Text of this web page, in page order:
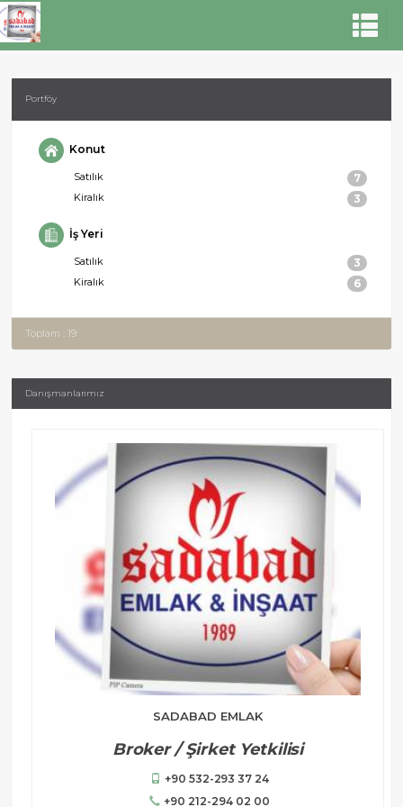
Portföy
Konut
Satılık 7
Kiralık 3
İş Yeri
Satılık 3
Kiralık 6
Toplam : 19
Danışmanlarımız
SADABAD EMLAK
Broker / Şirket Yetkilisi
+90 532-293 37 24
+90 212-294 02 00